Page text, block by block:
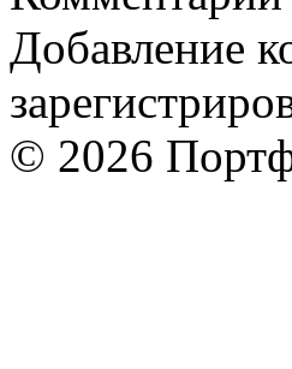
Добавление
© 2026